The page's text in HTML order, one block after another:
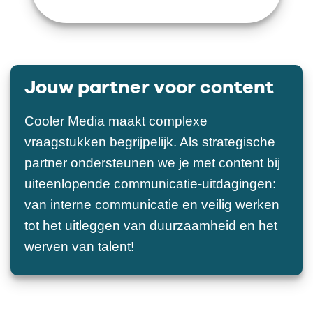
Jouw partner voor content
Cooler Media maakt complexe
vraagstukken begrijpelijk. Als strategische
partner ondersteunen we je met content bij
uiteenlopende communicatie-uitdagingen:
van interne communicatie en veilig werken
tot het uitleggen van duurzaamheid en het
werven van talent!